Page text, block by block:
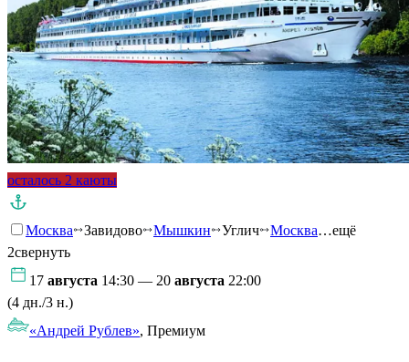
осталось 2 каюты
Москва Завидово Мышкин Углич Москва…ещё
2свернуть
17 августа 14:30 — 20 августа 22:00
(4 дн./3 н.)
«Андрей Рублев», Премиум